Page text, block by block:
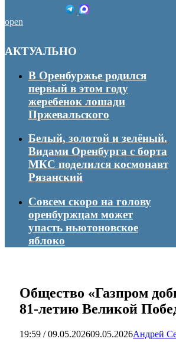
open
АКТУАЛЬНО
В Оренбуржье родился
первый в этом году
жеребенок лошади
Пржевальского
Белый, золотой и зелёный.
Видами Оренбурга с борта
МКС поделился космонавт
Рязанский
Совсем скоро на голову
оренбуржцам может
упасть ньютоновское
яблоко
Общество «Газпром
81-летию Великой
19:59 / 09.05.202609.05.2026Андрей